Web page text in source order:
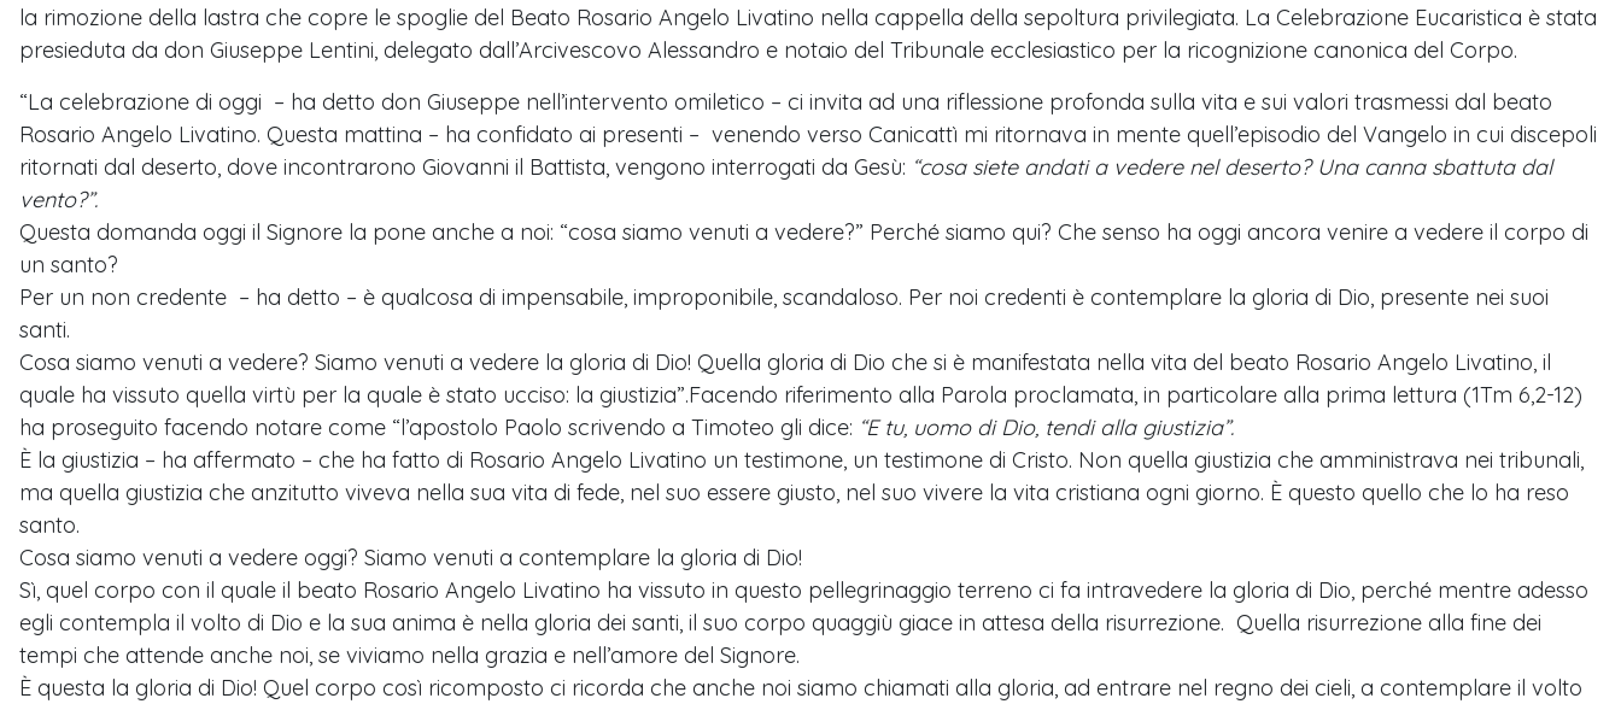
la rimozione della lastra che copre le spoglie del Beato Rosario Angelo Livatino nella cappella della sepoltura privilegiata. La Celebrazione Eucaristica è stata
presieduta da don Giuseppe Lentini, delegato dall’Arcivescovo Alessandro e notaio del Tribunale ecclesiastico per la ricognizione canonica del Corpo.
“La celebrazione di oggi – ha detto don Giuseppe nell’intervento omiletico – ci invita ad una riflessione profonda sulla vita e sui valori trasmessi dal beato
Rosario Angelo Livatino. Questa mattina – ha confidato ai presenti – venendo verso Canicattì mi ritornava in mente quell’episodio del Vangelo in cui discepoli
ritornati dal deserto, dove incontrarono Giovanni il Battista, vengono interrogati da Gesù: “cosa siete andati a vedere nel deserto? Una canna sbattuta dal
vento?”.
Questa domanda oggi il Signore la pone anche a noi: “cosa siamo venuti a vedere?” Perché siamo qui? Che senso ha oggi ancora venire a vedere il corpo di
un santo?
Per un non credente – ha detto – è qualcosa di impensabile, improponibile, scandaloso. Per noi credenti è contemplare la gloria di Dio, presente nei suoi
santi.
Cosa siamo venuti a vedere? Siamo venuti a vedere la gloria di Dio! Quella gloria di Dio che si è manifestata nella vita del beato Rosario Angelo Livatino, il
quale ha vissuto quella virtù per la quale è stato ucciso: la giustizia”.Facendo riferimento alla Parola proclamata, in particolare alla prima lettura (1Tm 6,2-12)
ha proseguito facendo notare come “l’apostolo Paolo scrivendo a Timoteo gli dice: “E tu, uomo di Dio, tendi alla giustizia”.
È la giustizia – ha affermato – che ha fatto di Rosario Angelo Livatino un testimone, un testimone di Cristo. Non quella giustizia che amministrava nei tribunali,
ma quella giustizia che anzitutto viveva nella sua vita di fede, nel suo essere giusto, nel suo vivere la vita cristiana ogni giorno. È questo quello che lo ha reso
santo.
Cosa siamo venuti a vedere oggi? Siamo venuti a contemplare la gloria di Dio!
Sì, quel corpo con il quale il beato Rosario Angelo Livatino ha vissuto in questo pellegrinaggio terreno ci fa intravedere la gloria di Dio, perché mentre adesso
egli contempla il volto di Dio e la sua anima è nella gloria dei santi, il suo corpo quaggiù giace in attesa della risurrezione. Quella risurrezione alla fine dei
tempi che attende anche noi, se viviamo nella grazia e nell’amore del Signore.
È questa la gloria di Dio! Quel corpo così ricomposto ci ricorda che anche noi siamo chiamati alla gloria, ad entrare nel regno dei cieli, a contemplare il volto